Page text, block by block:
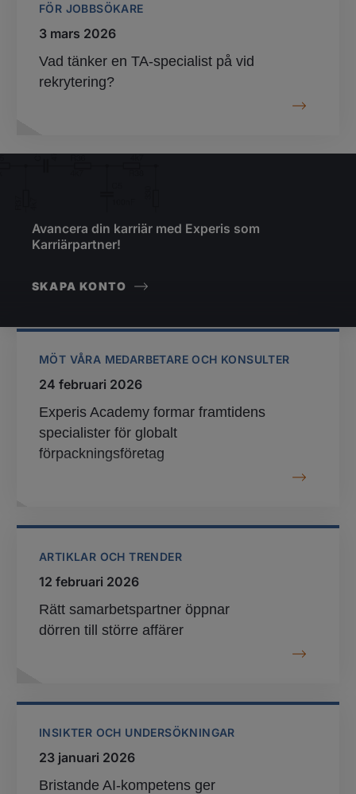
FÖR JOBBSÖKARE
3 mars 2026
Vad tänker en TA-specialist på vid
rekrytering?
Avancera din karriär med Experis som
Karriärpartner!
SKAPA KONTO
MÖT VÅRA MEDARBETARE OCH KONSULTER
24 februari 2026
Experis Academy formar framtidens
specialister för globalt
förpackningsföretag
ARTIKLAR OCH TRENDER
12 februari 2026
Rätt samarbetspartner öppnar
dörren till större affärer
INSIKTER OCH UNDERSÖKNINGAR
23 januari 2026
Bristande AI-kompetens ger